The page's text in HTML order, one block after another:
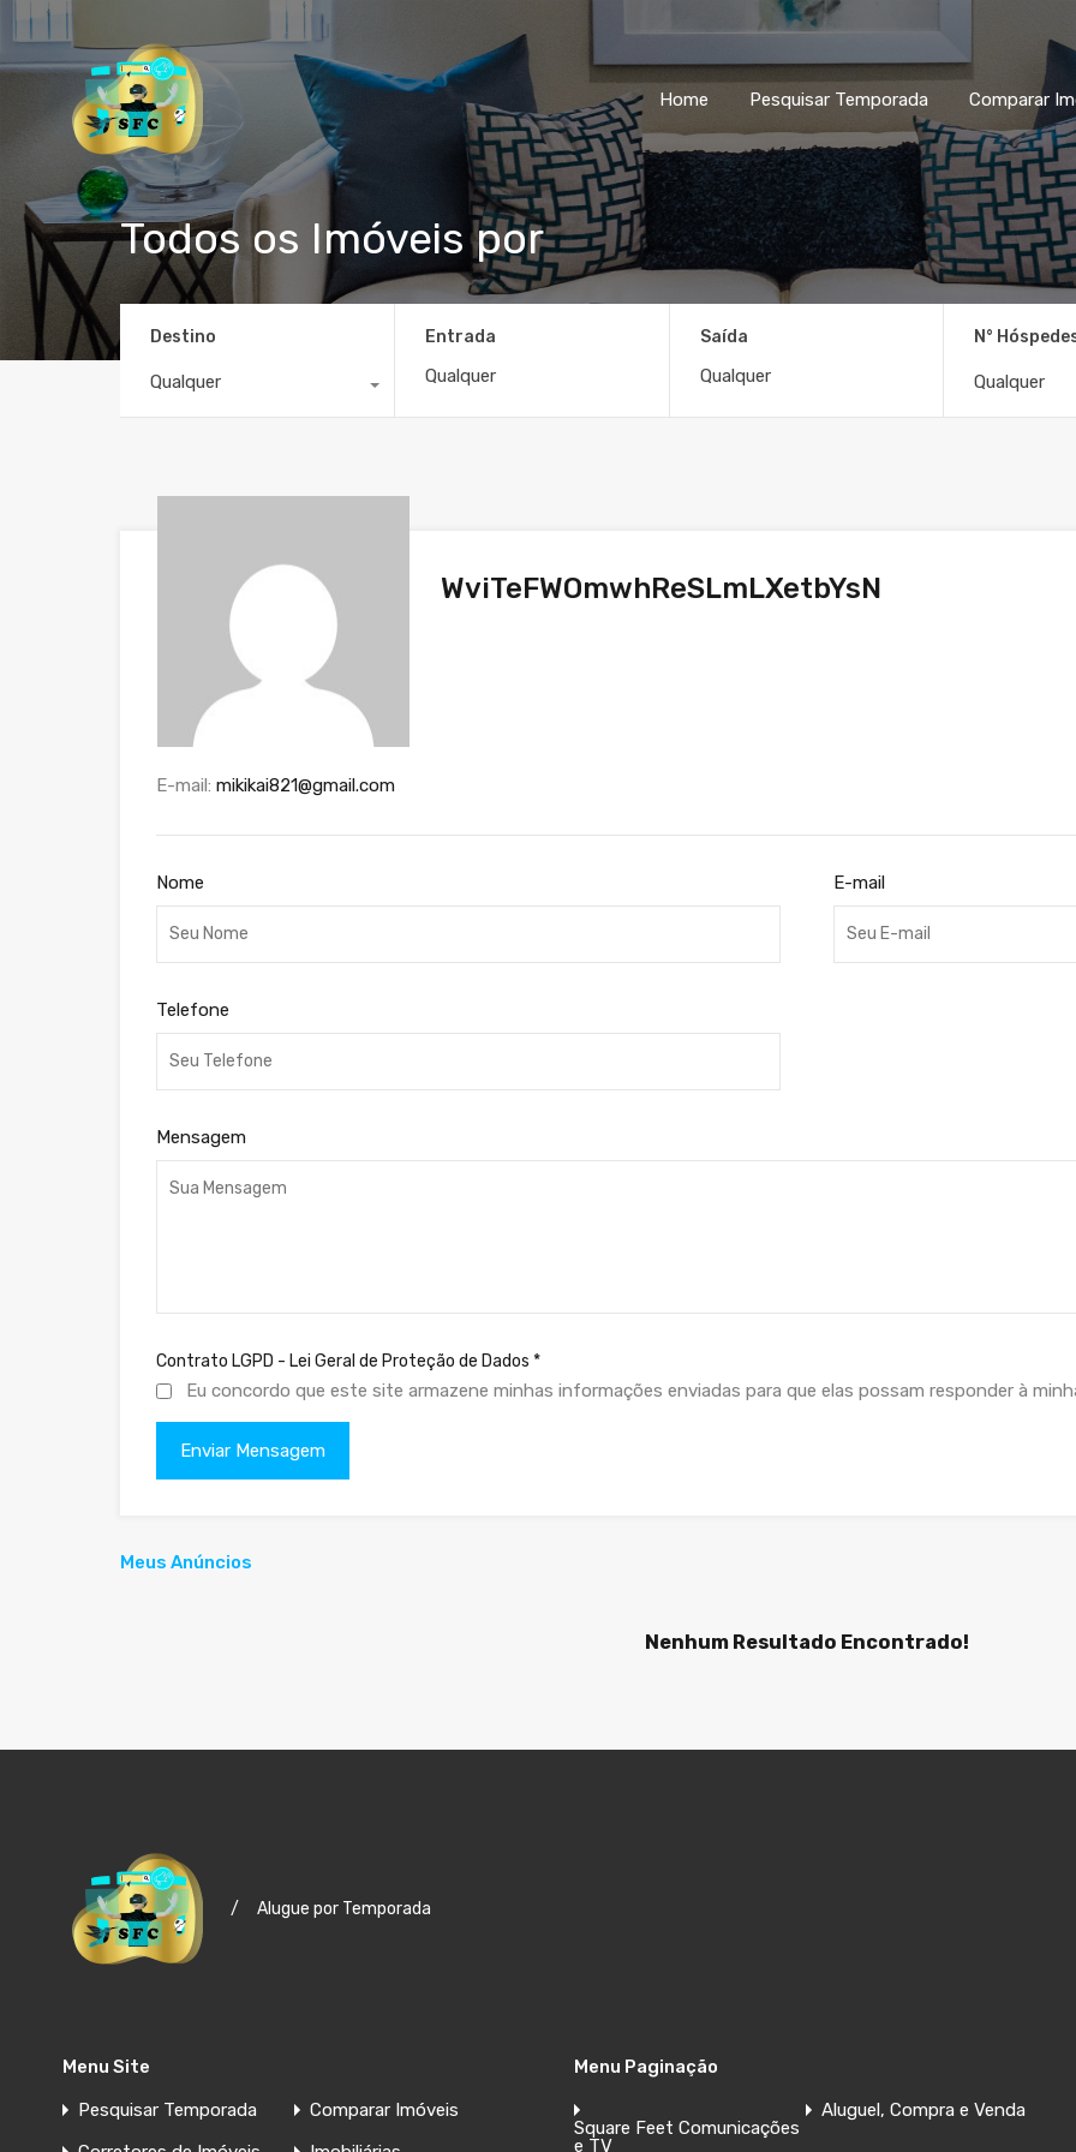
Home Pesquisar Temporada
Home
Pesquisar Temporada Comparar
Todos os Imóveis por
Destino
Qualquer
Entrada Saída N°
Qualquer
WviTeFWOmwhReSLmLXetbYsN
E-mail: mikikai821@gmail.com
Nome E-mail
Telefone
Mensagem
Contrato LGPD - Lei Geral de Proteção de Dados *
Eu concordo que este site armazene minhas informações enviadas para que elas possam responder à
Meus Anúncios
Nenhum Resultado Encontrado!
/ Alugue por Temporada
Menu Site
Pesquisar Temporada
Comparar Imóveis
Menu Paginação
Square Feet Comunicações
e TV
Aluguel, Compra e Venda